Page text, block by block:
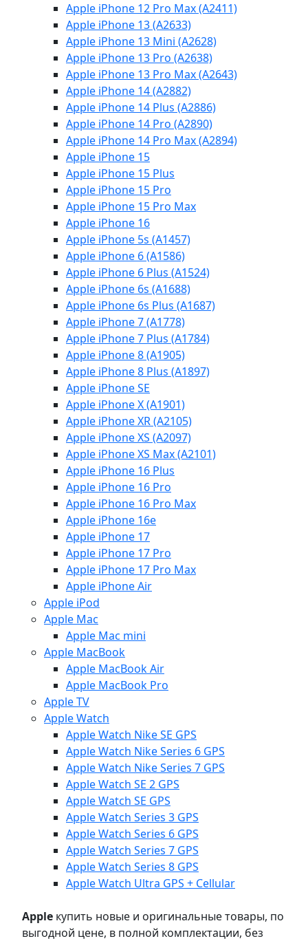
Apple iPhone 12 Pro Max (A2411)
Apple iPhone 13 (A2633)
Apple iPhone 13 Mini (A2628)
Apple iPhone 13 Pro (A2638)
Apple iPhone 13 Pro Max (A2643)
Apple iPhone 14 (A2882)
Apple iPhone 14 Plus (A2886)
Apple iPhone 14 Pro (A2890)
Apple iPhone 14 Pro Max (A2894)
Apple iPhone 15
Apple iPhone 15 Plus
Apple iPhone 15 Pro
Apple iPhone 15 Pro Max
Apple iPhone 16
Apple iPhone 5s (A1457)
Apple iPhone 6 (A1586)
Apple iPhone 6 Plus (A1524)
Apple iPhone 6s (A1688)
Apple iPhone 6s Plus (A1687)
Apple iPhone 7 (A1778)
Apple iPhone 7 Plus (A1784)
Apple iPhone 8 (A1905)
Apple iPhone 8 Plus (A1897)
Apple iPhone SE
Apple iPhone X (A1901)
Apple iPhone XR (A2105)
Apple iPhone XS (A2097)
Apple iPhone XS Max (A2101)
Apple iPhone 16 Plus
Apple iPhone 16 Pro
Apple iPhone 16 Pro Max
Apple iPhone 16e
Apple iPhone 17
Apple iPhone 17 Pro
Apple iPhone 17 Pro Max
Apple iPhone Air
Apple iPod
Apple Mac
Apple Mac mini
Apple MacBook
Apple MacBook Air
Apple MacBook Pro
Apple TV
Apple Watch
Apple Watch Nike SE GPS
Apple Watch Nike Series 6 GPS
Apple Watch Nike Series 7 GPS
Apple Watch SE 2 GPS
Apple Watch SE GPS
Apple Watch Series 3 GPS
Apple Watch Series 6 GPS
Apple Watch Series 7 GPS
Apple Watch Series 8 GPS
Apple Watch Ultra GPS + Cellular
Apple купить новые и оригинальные товары, по
выгодной цене, в полной комплектации, без